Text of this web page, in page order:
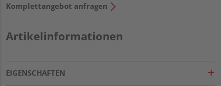
Komplettangebot anfragen
Artikelinformationen
EIGENSCHAFTEN